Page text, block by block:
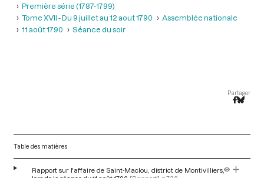
Première série (1787-1799)
Tome XVII - Du 9 juillet au 12 aout 1790
Assemblée nationale
11 août 1790
Séance du soir
Partager
Table des matières
Rapport sur l'affaire de Saint-Maclou, district de Montivilliers,